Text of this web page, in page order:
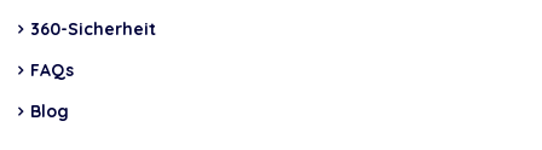
360-Sicherheit
FAQs
Blog